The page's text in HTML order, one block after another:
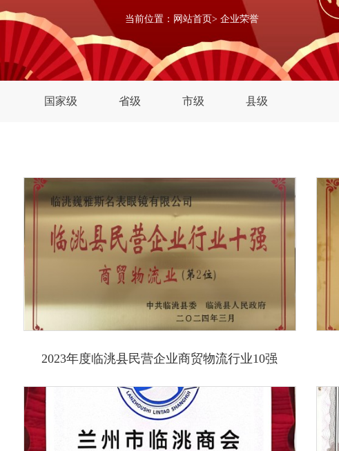
当前位置： 网站首页>企业荣誉
国家级 省级 市级 县级
2023年度临洮县民营企业商贸物流行业10强